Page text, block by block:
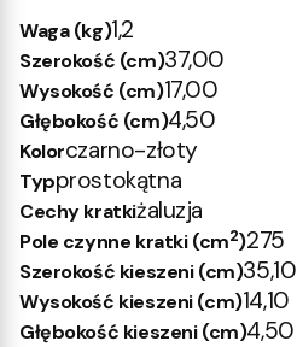
Waga (kg)1,2
Szerokość (cm)37,00
Wysokość (cm)17,00
Głębokość (cm)4,50
Kolorczarno-złoty
Typprostokątna
Cechy kratkiżaluzja
Pole czynne kratki (cm2)275
Szerokość kieszeni (cm)35,10
Wysokość kieszeni (cm)14,10
Głębokość kieszeni (cm)4,50